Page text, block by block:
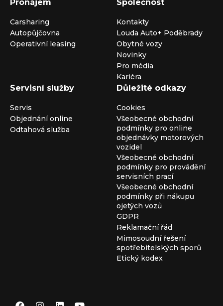
Pronájem
Carsharing
Autopůjčovna
Operativní leasing
Společnost
Kontakty
Louda Auto+ Poděbrady
Obytné vozy
Novinky
Pro média
Kariéra
Servisní služby
Servis
Objednání online
Odtahová služba
Důležité odkazy
Cookies
Všeobecné obchodní
podmínky pro online
objednávky motorových
vozidel
Všeobecné obchodní
podmínky pro provádění
servisních prací
Všeobecné obchodní
podmínky při nákupu
ojetých vozů
GDPR
Reklamační řád
Mimosoudní řešení
spotřebitelských sporů
Etický kodex